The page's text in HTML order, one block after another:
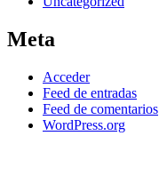
Meta
Acceder
Feed de entradas
Feed de comentarios
WordPress.org